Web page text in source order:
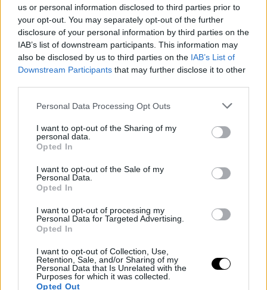
us or personal information disclosed to third parties prior to
your opt-out. You may separately opt-out of the further
disclosure of your personal information by third parties on the
IAB’s list of downstream participants. This information may
also be disclosed by us to third parties on the IAB’s List of
Downstream Participants that may further disclose it to other
Personal Data Processing Opt Outs
I want to opt-out of the Sharing of my
personal data.
Opted In
I want to opt-out of the Sale of my
Personal Data.
Opted In
I want to opt-out of processing my
Personal Data for Targeted Advertising.
Opted In
I want to opt-out of Collection, Use,
Retention, Sale, and/or Sharing of my
Personal Data that Is Unrelated with the
Purposes for which it was collected.
Opted Out